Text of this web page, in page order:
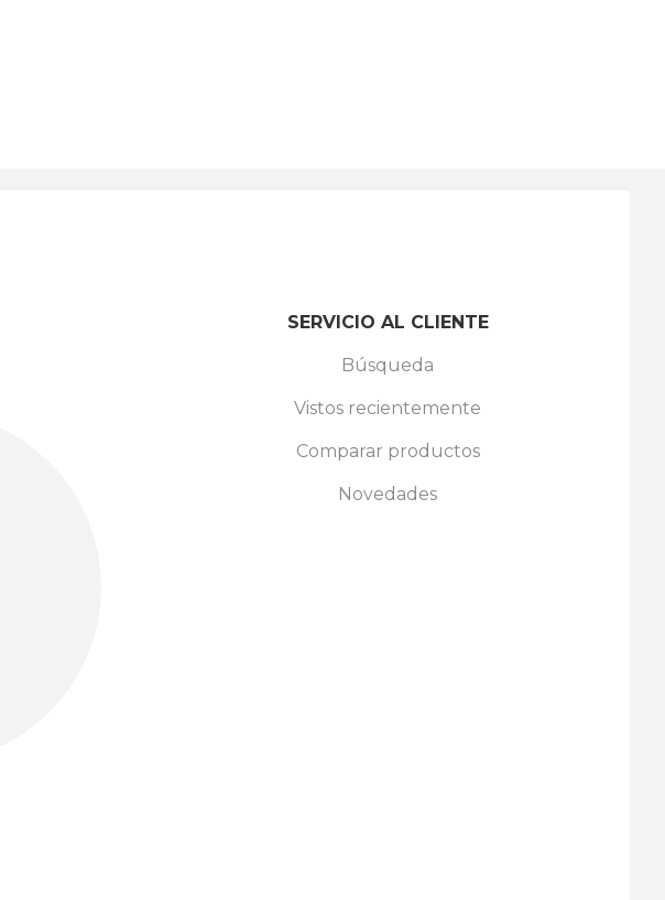
SERVICIO AL CLIENTE
Búsqueda
Vistos recientemente
Comparar productos
Novedades